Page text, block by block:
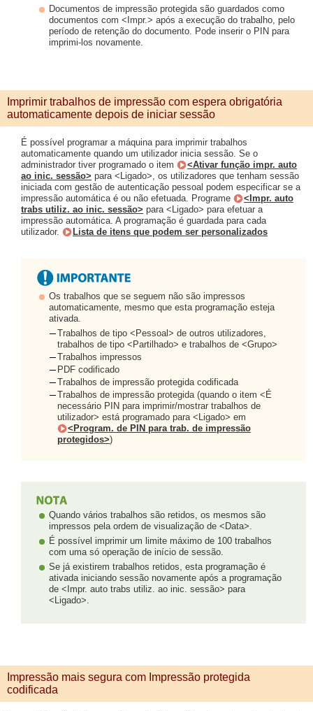
Documentos de impressão protegida são guardados como
documentos com <Impr.> após a execução do trabalho, pelo
período de retenção do documento. Pode inserir o PIN para
imprimi-los novamente.
Imprimir trabalhos de impressão com espera obrigatória
automaticamente depois de iniciar sessão
É possível programar a máquina para imprimir trabalhos
automaticamente quando um utilizador inicia sessão. Se o
administrador tiver programado o item
<Ativar função impr. auto
ao inic. sessão> para <Ligado>, os utilizadores que tenham sessão
iniciada com gestão de autenticação pessoal podem especificar se a
impressão automática é ou não efetuada. Programe
<Impr. auto
trabs utiliz. ao inic. sessão> para <Ligado> para efetuar a
impressão automática. A programação é guardada para cada
utilizador.
Lista de itens que podem ser personalizados
Os trabalhos que se seguem não são impressos
automaticamente, mesmo que esta programação esteja
ativada.
Trabalhos de tipo <Pessoal> de outros utilizadores,
trabalhos de tipo <Partilhado> e trabalhos de <Grupo>
Trabalhos impressos
PDF codificado
Trabalhos de impressão protegida codificada
Trabalhos de impressão protegida (quando o item <É
necessário PIN para imprimir/mostrar trabalhos de
utilizador> está programado para <Ligado> em
<Program. de PIN para trab. de impressão
protegidos>)
Quando vários trabalhos são retidos, os mesmos são
impressos pela ordem de visualização de <Data>.
É possível imprimir um limite máximo de 100 trabalhos
com uma só operação de início de sessão.
Se já existirem trabalhos retidos, esta programação é
ativada iniciando sessão novamente após a programação
de <Impr. auto trabs utiliz. ao inic. sessão> para
<Ligado>.
Impressão mais segura com Impressão protegida
codificada